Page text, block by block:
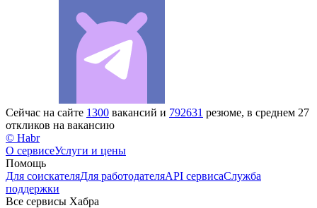
Сейчас на сайте 1300 вакансий и 792631 резюме, в среднем 27
откликов на вакансию
© Habr
О сервисеУслуги и цены
Помощь
Для соискателяДля работодателяAPI сервисаСлужба
поддержки
Все сервисы Хабра